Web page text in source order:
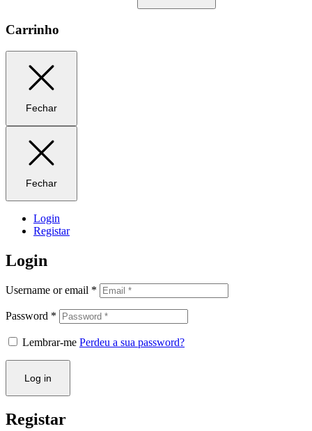
Carrinho
Fechar
Fechar
Login
Registar
Login
Username or email *
Password *
Lembrar-me Perdeu a sua password?
Log in
Registar